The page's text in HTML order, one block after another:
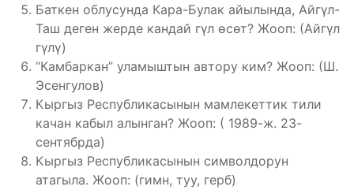
Баткен облусунда Кара-Булак айылында, Айгүл-
Таш деген жерде кандай гүл өсөт? Жооп: (Айгүл
гүлү)
“Камбаркан” уламыштын автору ким? Жооп: (Ш.
Эсенгулов)
Кыргыз Республикасынын мамлекеттик тили
качан кабыл алынган? Жооп: ( 1989-ж. 23-
сентябрда)
Кыргыз Республикасынын символдорун
атагыла. Жооп: (гимн, туу, герб)